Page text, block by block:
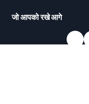
जो आपको रखे आगे